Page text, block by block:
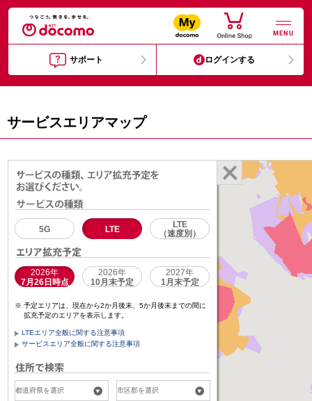
MENU
サポート ログインする
サービスエリアマップ
5G LTE
LTE
（速度別）
2026年
7月26日時点
2026年
10月末予定
2027年
1月末予定
予定エリアは、現在から2か月後末、5か月後末までの間に
拡充予定のエリアを表示します。
LTEエリア全般に関する注意事項
サービスエリア全般に関する注意事項